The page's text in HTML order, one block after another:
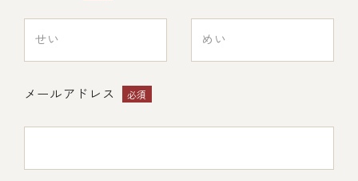
(生おせち/おせち冷凍)
プライバシーポリシー 取引先エントリー
メールアドレス 必須